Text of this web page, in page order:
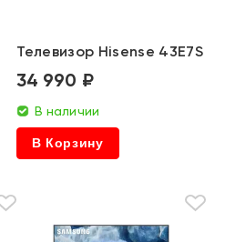
Телевизор Hisense 43E7S
34 990 ₽
В наличии
В Корзину